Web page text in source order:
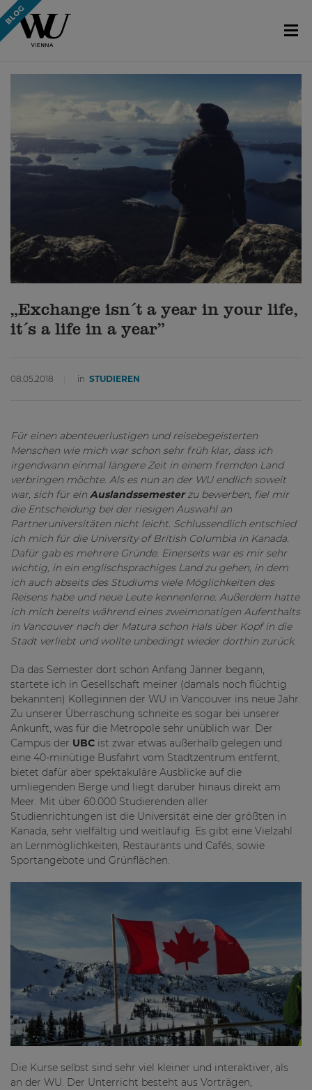
„Exchange isn´t a year in your life,
it´s a life in a year”
08.05.2018 in STUDIEREN
Für einen abenteuerlustigen und reisebegeisterten
Menschen wie mich war schon sehr früh klar, dass ich
irgendwann einmal längere Zeit in einem fremden Land
verbringen möchte. Als es nun an der WU endlich soweit
war, sich für ein Auslandssemesterzu bewerben, fiel mir
die Entscheidung bei der riesigen Auswahl an
Partneruniversitäten nicht leicht. Schlussendlich entschied
ich mich für die University of British Columbia in Kanada.
Dafür gab es mehrere Gründe. Einerseits war es mir sehr
wichtig, in ein englischsprachiges Land zu gehen, in dem
ich auch abseits des Studiums viele Möglichkeiten des
Reisens habe und neue Leute kennenlerne. Außerdem hatte
ich mich bereits während eines zweimonatigen Aufenthalts
in Vancouver nach der Matura schon Hals über Kopf in die
Stadt verliebt und wollte unbedingt wieder dorthin zurück.
Da das Semester dort schon Anfang Jänner begann,
startete ich in Gesellschaft meiner (damals noch flüchtig
bekannten) Kolleginnen der WU in Vancouver ins neue Jahr.
Zu unserer Überraschung schneite es sogar bei unserer
Ankunft, was für die Metropole sehr unüblich war. Der
Campus der UBC ist zwar etwas außerhalb gelegen und
eine 40-minütige Busfahrt vom Stadtzentrum entfernt,
bietet dafür aber spektakuläre Ausblicke auf die
umliegenden Berge und liegt darüber hinaus direkt am
Meer. Mit über 60.000 Studierenden aller
Studienrichtungen ist die Universität eine der größten in
Kanada, sehr vielfältig und weitläufig. Es gibt eine Vielzahl
an Lernmöglichkeiten, Restaurants und Cafés, sowie
Sportangebote und Grünflächen.
Die Kurse selbst sind sehr viel kleiner und interaktiver, als
an der WU. Der Unterricht besteht aus Vorträgen,